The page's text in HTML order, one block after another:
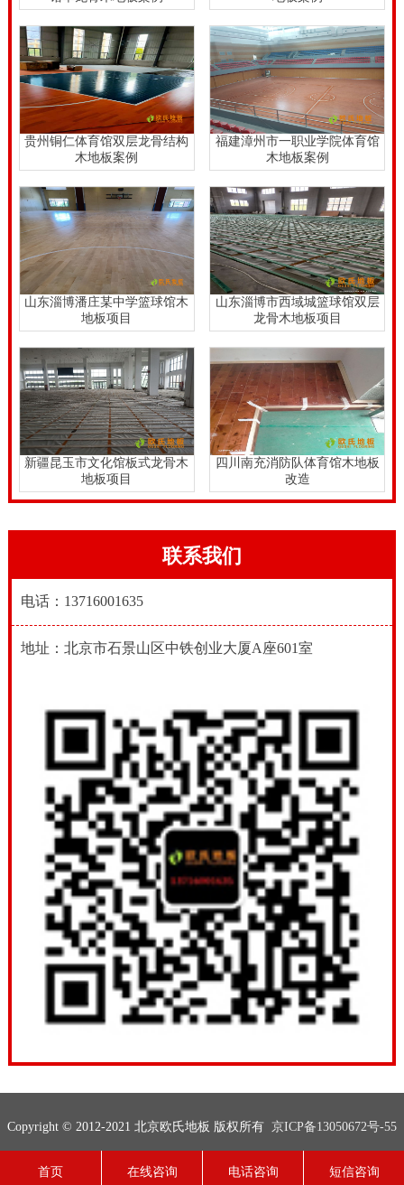
贵州铜仁体育馆双层龙骨结构
木地板案例
福建漳州市一职业学院体育馆
木地板案例
山东淄博潘庄某中学篮球馆木
地板项目
山东淄博市西域城篮球馆双层
龙骨木地板项目
新疆昆玉市文化馆板式龙骨木
地板项目
四川南充消防队体育馆木地板
改造
联系我们
电话：13716001635
地址：北京市石景山区中铁创业大厦A座601室
Copyright © 2012-2021 北京欧氏地板 版权所有 京ICP备13050672号-55
首页
在线咨询 电话咨询 短信咨询